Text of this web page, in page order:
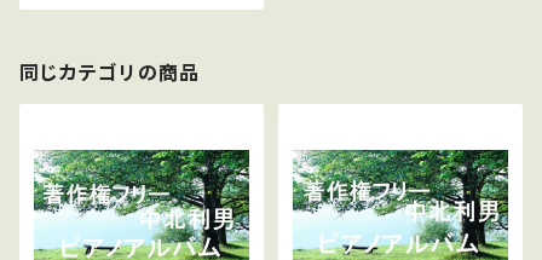
同じカテゴリの商品